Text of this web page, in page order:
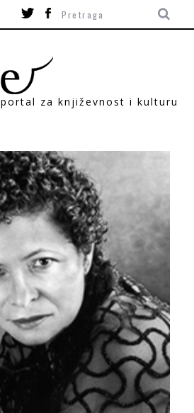
portal za književnost i kulturu